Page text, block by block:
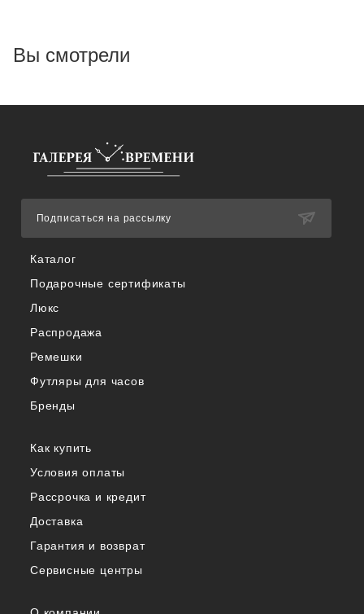
Вы смотрели
Каталог
Подарочные сертификаты
Люкс
Распродажа
Ремешки
Футляры для часов
Бренды
Как купить
Условия оплаты
Рассрочка и кредит
Доставка
Гарантия и возврат
Сервисные центры
Подписаться на рассылку